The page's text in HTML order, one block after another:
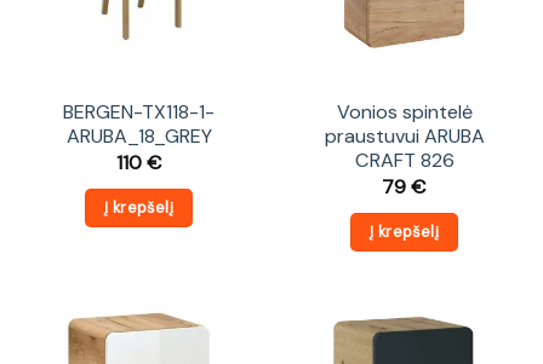
BERGEN-TX118-1-
ARUBA_18_GREY
110€
Į krepšelį
Vonios spintelė
praustuvui ARUBA
CRAFT 826
79€
Į krepšelį